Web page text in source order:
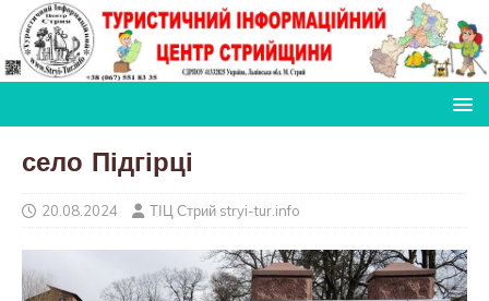
село Підгірці
20.08.2024 ТІЦ Стрий stryi-tur.info